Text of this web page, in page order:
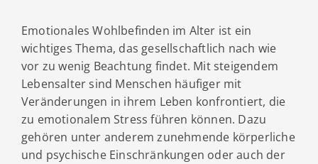
Emotionales Wohlbefinden im Alter ist ein
wichtiges Thema, das gesellschaftlich nach wie
vor zu wenig Beachtung findet. Mit steigendem
Lebensalter sind Menschen häufiger mit
Veränderungen in ihrem Leben konfrontiert, die
zu emotionalem Stress führen können. Dazu
gehören unter anderem zunehmende körperliche
und psychische Einschränkungen oder auch der